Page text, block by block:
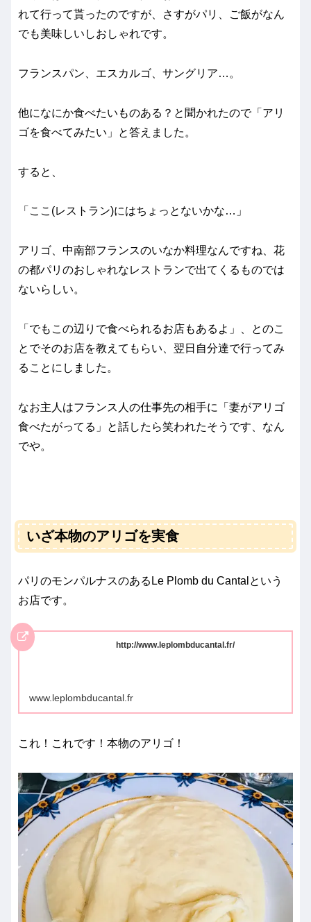
れて行って貰ったのですが、さすがパリ、ご飯がなん
でも美味しいしおしゃれです。
フランスパン、エスカルゴ、サングリア…。
他になにか食べたいものある？と聞かれたので「アリ
ゴを食べてみたい」と答えました。
すると、
「ここ(レストラン)にはちょっとないかな…」
アリゴ、中南部フランスのいなか料理なんですね、花
の都パリのおしゃれなレストランで出てくるものでは
ないらしい。
「でもこの辺りで食べられるお店もあるよ」、とのこ
とでそのお店を教えてもらい、翌日自分達で行ってみ
ることにしました。
なお主人はフランス人の仕事先の相手に「妻がアリゴ
食べたがってる」と話したら笑われたそうです、なん
でや。
いざ本物のアリゴを実食
パリのモンパルナスのあるLe Plomb du Cantalという
お店です。
http://www.leplombducantal.fr/
www.leplombducantal.fr
これ！これです！本物のアリゴ！